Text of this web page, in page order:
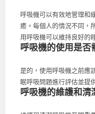
呼吸機可以有效地管理和
癒。每個人的情況不同，
用呼吸機可以維持良好的
呼吸機的使用是否
是的，使用呼吸機之前應
眠呼吸問題進行評估並提
呼吸機的維護和清